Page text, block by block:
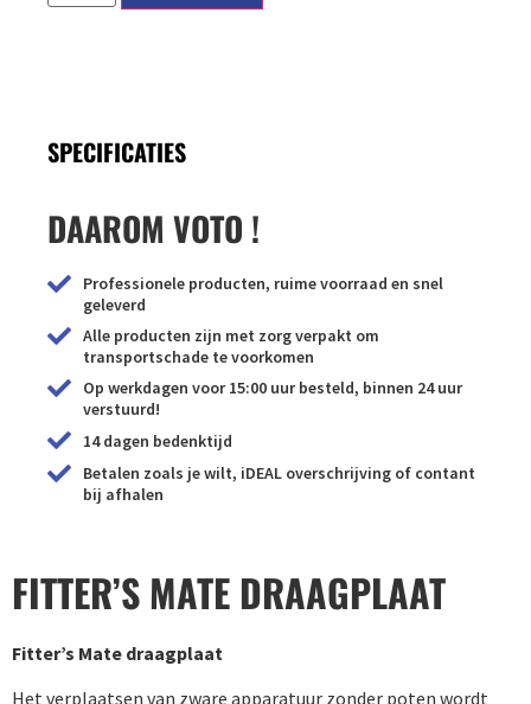
SPECIFICATIES
DAAROM VOTO !
Professionele producten, ruime voorraad en snel
geleverd
Alle producten zijn met zorg verpakt om
transportschade te voorkomen
Op werkdagen voor 15:00 uur besteld, binnen 24 uur
verstuurd!
14 dagen bedenktijd
Betalen zoals je wilt, iDEAL overschrijving of contant
bij afhalen
FITTER’S MATE DRAAGPLAAT
Fitter’s Mate draagplaat
Het verplaatsen van zware apparatuur zonder poten wordt